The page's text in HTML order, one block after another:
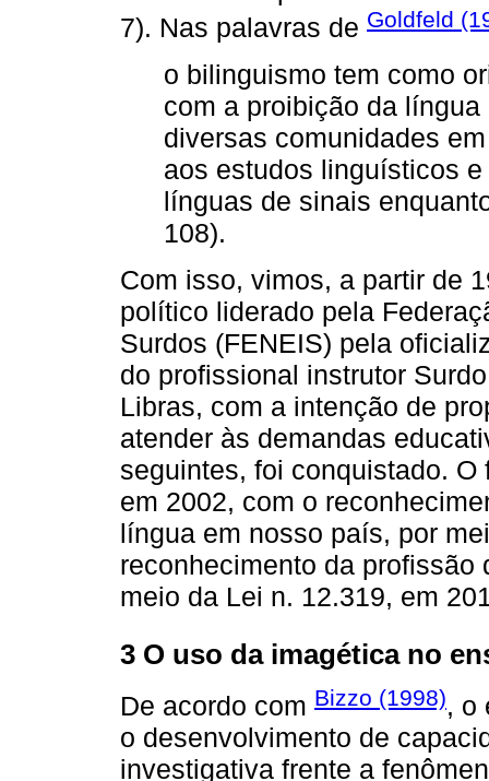
7). Nas palavras de Goldfeld
o bilinguismo tem como
com a proibição da
diversas comunidades
aos estudos linguísticos
línguas de sinais
108).
Com isso, vimos, a partir de
político liderado pela
Surdos (FENEIS) pela
do profissional instrutor
Libras, com a intenção de
atender às demandas
seguintes, foi conquistado.
em 2002, com o
língua em nosso país, por
reconhecimento da profissão
meio da Lei n. 12.319, em
3 O uso da imagética no
De acordo com Bizzo (1998), o
o desenvolvimento de
investigativa frente a